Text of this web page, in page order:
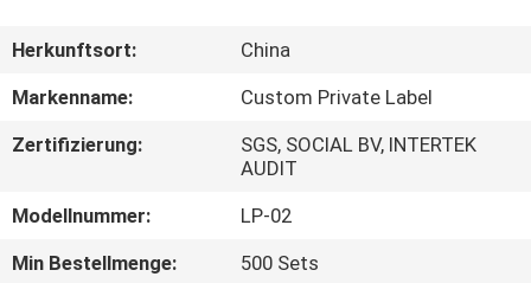
UNS
AUSFLUG
Herkunftsort:
China
Markenname:
Custom Private Label
Zertifizierung:
SGS, SOCIAL BV, INTERTEK
AUDIT
Modellnummer:
LP-02
Min Bestellmenge:
500 Sets